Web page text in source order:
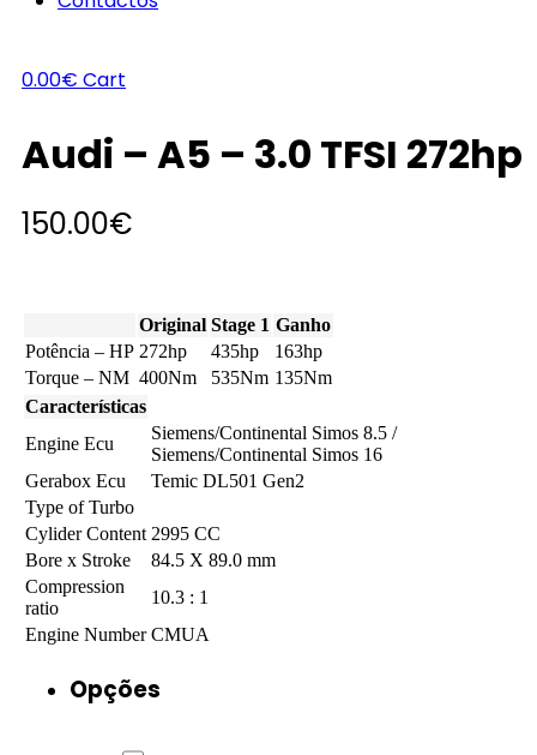
0.00€ Cart
Audi – A5 – 3.0 TFSI 272hp
150.00€
Original Stage 1 Ganho
Potência – HP 272hp 435hp
163hp
Torque – NM 400Nm 535Nm 135Nm
Características
Engine Ecu
Siemens/Continental Simos 8.5 /
Siemens/Continental Simos 16
Gerabox Ecu
Temic DL501 Gen2
Type of Turbo
Cylider Content 2995 CC
Bore x Stroke
84.5 X 89.0 mm
Compression
ratio
10.3 : 1
Engine Number CMUA
Opções